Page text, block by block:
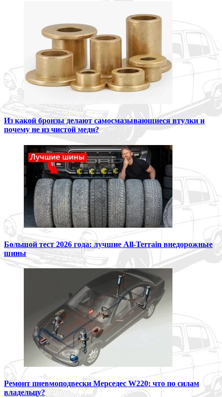
Из какой бронзы делают самосмазывающиеся втулки и
почему не из чистой меди?
Большой тест 2026 года: лучшие All-Terrain внедорожные
шины
Ремонт пневмоподвески Мерседес W220: что по силам
владельцу?